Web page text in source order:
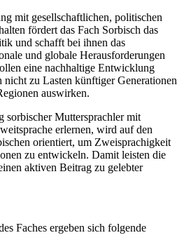
mit gesellschaftlichen, politischen
fördert das Fach Sorbisch das
und schafft bei ihnen das
und globale Herausforderungen
eine nachhaltige Entwicklung
zu Lasten künftiger Generationen
auswirken.
sorbischer Muttersprachler mit
erlernen, wird auf den
orientiert, um Zweisprachigkeit
zu entwickeln. Damit leisten die
aktiven Beitrag zu gelebter
Faches ergeben sich folgende